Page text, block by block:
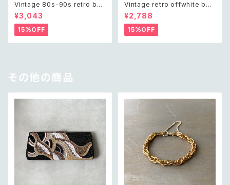
Vintage 80s-90s retro bot
anical leaf charm bracelet
レトロ ヴィンテージ アクセサリ
ー ゴールド ボタニカル リーフ
チャーム ブレスレット
¥3,043
15%OFF
Vintage retro offwhite bea
ds necklace レトロ ヴィンテ
ージ アクセサリー オフホワイト
ビーズ ネックレス
¥2,788
15%OFF
その他の商品